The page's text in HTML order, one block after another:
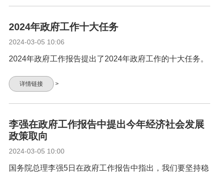
2024年政府工作十大任务
2024-03-05 10:06
2024年政府工作报告提出了2024年政府工作的十大任务。
详情链接 >
李强在政府工作报告中提出今年经济社会发展
政策取向
2024-03-05 10:00
国务院总理李强5日在政府工作报告中指出，我们要坚持稳